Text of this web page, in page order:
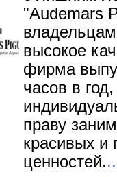
"Audemars
высокое
фирма
часов в
праву
красивых и
ценностей.